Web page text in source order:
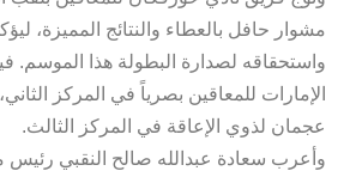
مشوار حافل بالعطاء والنتائج المميزة،
واستحقاقه لصدارة البطولة هذا الموسم.
الإمارات للمعاقين بصرياً في المركز
عجمان لذوي الإعاقة في المركز الثالث.
وأعرب سعادة عبدالله صالح النقبي رئيس